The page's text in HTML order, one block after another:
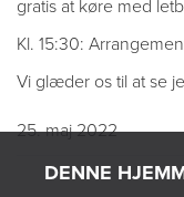
DENNE
gratis at køre med
Kl. 15:30:
Vi glæder os til at se
25. maj 2022